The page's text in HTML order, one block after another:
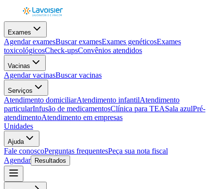
Exames
Agendar examesBuscar examesExames genéticosExames
toxicológicosCheck-upsConvênios atendidos
Vacinas
Agendar vacinasBuscar vacinas
Serviços
Atendimento domiciliarAtendimento infantilAtendimento
particularInfusão de medicamentosClínica para TEASala azulPré-
atendimentoAtendimento em empresas
Unidades
Ajuda
Fale conoscoPerguntas frequentesPeça sua nota fiscal
Agendar
Resultados